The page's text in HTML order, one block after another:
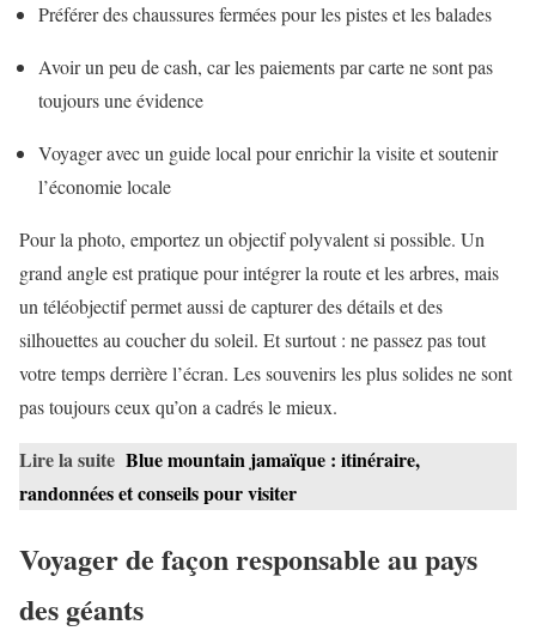
Préférer des chaussures fermées pour les pistes et les balades
Avoir un peu de cash, car les paiements par carte ne sont pas
toujours une évidence
Voyager avec un guide local pour enrichir la visite et soutenir
l’économie locale
Pour la photo, emportez un objectif polyvalent si possible. Un
grand angle est pratique pour intégrer la route et les arbres, mais
un téléobjectif permet aussi de capturer des détails et des
silhouettes au coucher du soleil. Et surtout : ne passez pas tout
votre temps derrière l’écran. Les souvenirs les plus solides ne sont
pas toujours ceux qu’on a cadrés le mieux.
Lire la suite Blue mountain jamaïque : itinéraire,
randonnées et conseils pour visiter
Voyager de façon responsable au pays
des géants